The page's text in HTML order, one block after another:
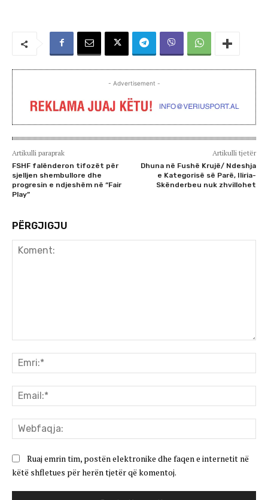
- Advertisement -
Artikulli paraprak
FSHF falënderon tifozët për
sjelljen shembullore dhe
progresin e ndjeshëm në “Fair
Play”
Artikulli tjetër
Dhuna në Fushë Krujë/ Ndeshja
e Kategorisë së Parë, Iliria-
Skënderbeu nuk zhvillohet
PËRGJIGJU
Ruaj emrin tim, postën elektronike dhe faqen e internetit në
këtë shfletues për herën tjetër që komentoj.